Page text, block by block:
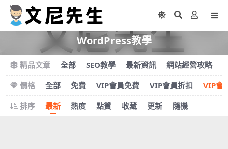
WordPress教學
精品文章 全部 SEO教學 最新資訊 網站經營攻略
價格
全部 免費 VIP會員免費 VIP會員折扣
VIP會
排序
最新 熱度 點贊 收藏 更新 隨機